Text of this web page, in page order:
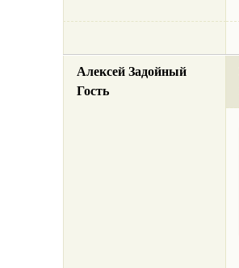
Алексей Задойный
Гость